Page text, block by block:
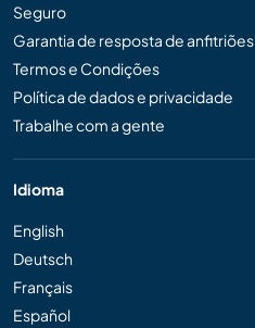
Seguro
Garantia de resposta de anfitriões
Termos e Condições
Política de dados e privacidade
Trabalhe com a gente
Idioma
English
Deutsch
Français
Español